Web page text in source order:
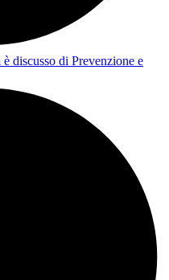
discusso di Prevenzione e